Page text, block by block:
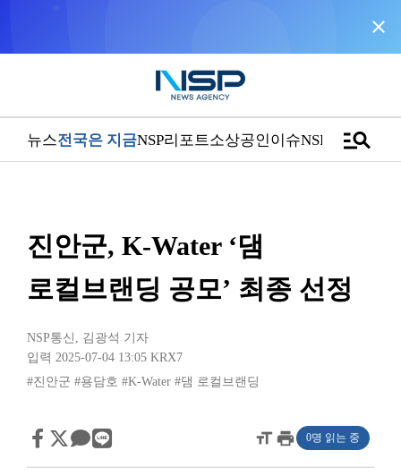
close
뉴스전국은 지금NSP리포트소상공인이슈NSPTVmanage_search
진안군, K-Water ‘댐
로컬브랜딩 공모’ 최종 선정
NSP통신 , 김광석 기자
입력 2025-07-04 13:05 KRX7
#진안군 #용담호 #K-Water #댐 로컬브랜딩
format_sizeprint 0명 읽는 중